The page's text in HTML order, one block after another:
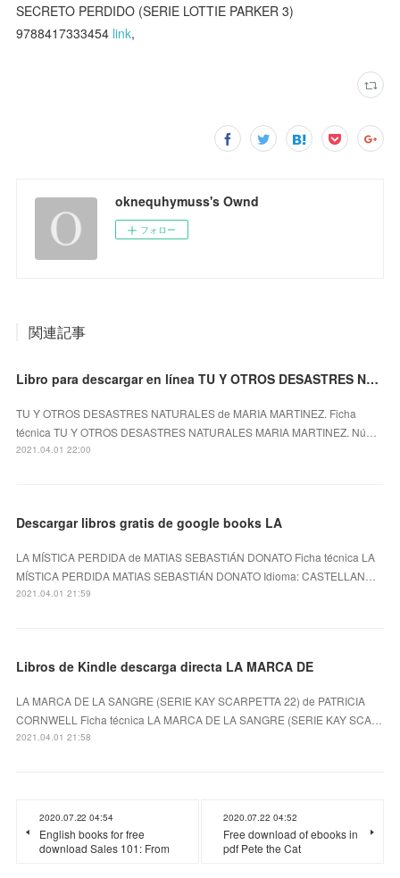
SECRETO PERDIDO (SERIE LOTTIE PARKER 3)
9788417333454 link,
oknequhymuss's Ownd
フォロー
関連記事
Libro para descargar en línea TU Y OTROS DESASTRES NATURALES de MARIA MARTINEZ.
TU Y OTROS DESASTRES NATURALES de MARIA MARTINEZ. Ficha
técnica TU Y OTROS DESASTRES NATURALES MARIA MARTINEZ. Nú…
2021.04.01 22:00
Descargar libros gratis de google books LA
LA MÍSTICA PERDIDA de MATIAS SEBASTIÁN DONATO Ficha técnica LA
MÍSTICA PERDIDA MATIAS SEBASTIÁN DONATO Idioma: CASTELLAN…
2021.04.01 21:59
Libros de Kindle descarga directa LA MARCA DE
LA MARCA DE LA SANGRE (SERIE KAY SCARPETTA 22) de PATRICIA
CORNWELL Ficha técnica LA MARCA DE LA SANGRE (SERIE KAY SCA…
2021.04.01 21:58
2020.07.22 04:54
English books for free
download Sales 101: From
2020.07.22 04:52
Free download of ebooks in
pdf Pete the Cat